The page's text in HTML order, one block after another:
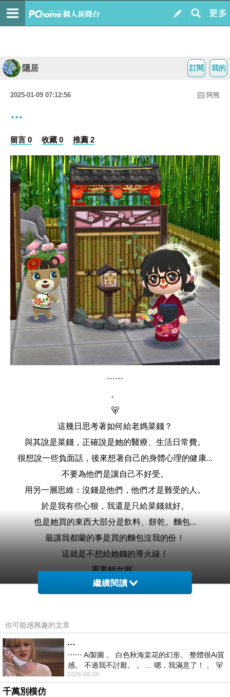
我的
訂閱
隱居
2025-01-09 07:12:56 阿熊
…
留言 0 收藏 0 推薦 2
⋯⋯
。
🐻
這幾日思考著如何給老媽菜錢？
與其說是菜錢，正確說是她的醫療、生活日常費。
很想說一些負面話，後來想著自己的身體心理的健康...
不要為他們是讓自己不好受。
用另一層思維：沒錢是他們，他們才是難受的人。
於是我有些心狠，我還是只給菜錢就好。
也是她買的東西大部分是飲料、餅乾、麵包...
最讓我都蘭的事是買的麵包沒我的份！
這就是不想給她錢的導火線！
重男輕女喔...
有這觀念的老傢伙，我很想咒你們不得善...
老人們都不該再活了。
我現在只有這個想法。
尤其是昨天在公車上看到可能是女兒還是媳婦帶一位老人
就醫返家。
繼續閱讀
你可能感興趣的文章
…
⋯⋯ Ai製圖 。 白色秋海棠花的幻形。 整體很Ai質
感。 不過我不討厭。 。 ... 嗯，我滿意了！ 。 🐻
昨中
2026-08-06
千萬別模仿